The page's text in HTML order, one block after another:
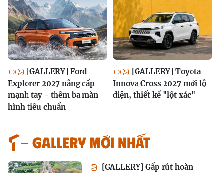
[GALLERY] Ford
Explorer 2027 nâng cấp
mạnh tay - thêm ba màn
hình tiêu chuẩn
[GALLERY] Toyota
Innova Cross 2027 mới lộ
diện, thiết kế "lột xác"
GALLERY MỚI NHẤT
[GALLERY] Gấp rút hoàn